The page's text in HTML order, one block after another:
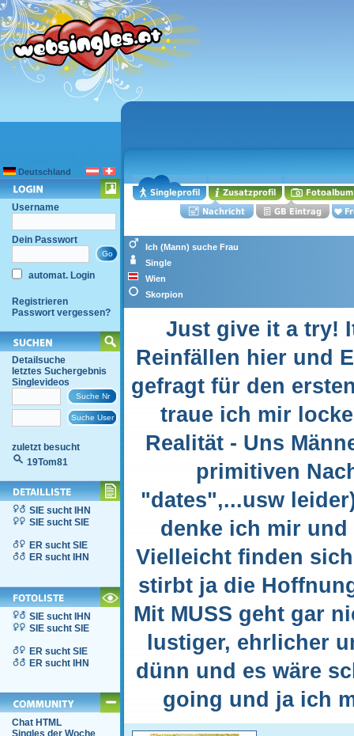
Deutschland
Username
Dein Passwort
automat. Login
Registrieren
Passwort vergessen?
Detailsuche
letztes Suchergebnis
Singlevideos
zuletzt besucht
19Tom81
SIE sucht IHN
SIE sucht SIE
ER sucht SIE
ER sucht IHN
SIE sucht IHN
SIE sucht SIE
ER sucht SIE
ER sucht IHN
Chat HTML
Singles der Woche
Ich (Mann) suche Frau
Single
Wien
Skorpion
Just give it a try!
Reinfällen hier und
gefragt für den
traue ich mir
Realität - Uns
primitiven
"dates",...usw
denke ich mir
Vielleicht finden
stirbt ja die
Mit MUSS geht gar
lustiger, ehrlicher
dünn und es wäre
going und ja ich